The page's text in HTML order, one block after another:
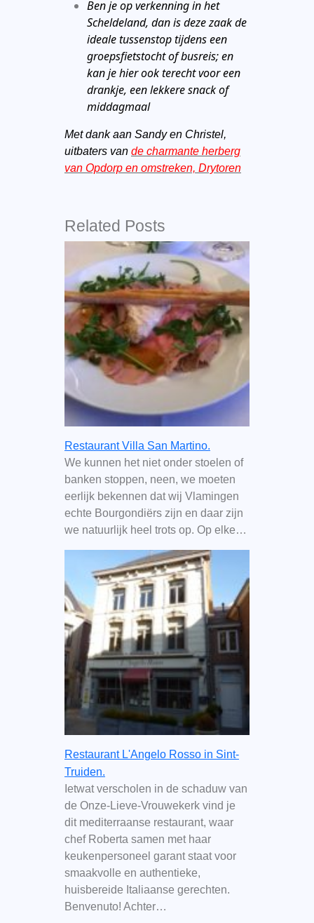
Ben je op verkenning in het
Scheldeland, dan is deze zaak de
ideale tussenstop tijdens een
groepsfietstocht of busreis; en
kan je hier ook terecht voor een
drankje, een lekkere snack of
middagmaal
Met dank aan Sandy en Christel,
uitbaters van de charmante herberg
van Opdorp en omstreken, Drytoren
Related Posts
Restaurant Villa San Martino.
We kunnen het niet onder stoelen of
banken stoppen, neen, we moeten
eerlijk bekennen dat wij Vlamingen
echte Bourgondiërs zijn en daar zijn
we natuurlijk heel trots op. Op elke…
Restaurant L'Angelo Rosso in Sint-
Truiden.
Ietwat verscholen in de schaduw van
de Onze-Lieve-Vrouwekerk vind je
dit mediterraanse restaurant, waar
chef Roberta samen met haar
keukenpersoneel garant staat voor
smaakvolle en authentieke,
huisbereide Italiaanse gerechten.
Benvenuto! Achter…